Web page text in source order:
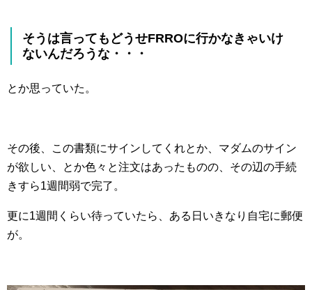
そうは言ってもどうせFRROに行かなきゃいけ
ないんだろうな・・・
とか思っていた。
その後、この書類にサインしてくれとか、マダムのサイン
が欲しい、とか色々と注文はあったものの、その辺の手続
きすら1週間弱で完了。
更に1週間くらい待っていたら、ある日いきなり自宅に郵便
が。